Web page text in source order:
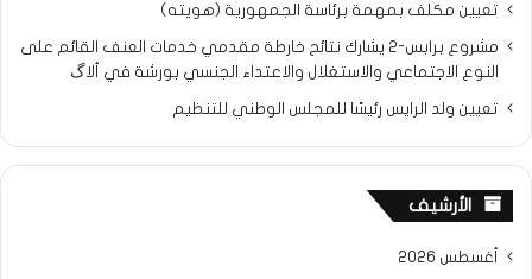
تعيين مكلف بمهمة برئاسة الجمهورية (هويته)
مشروع برابس-2 يشارك نتائح خارطة مقدمي خدمات العنف القائم على
النوع الاجتماعي والاستغلال والاعتداء الجنسي بورشة في ألاگ
تعيين ولد الرايس رئيسًا للمجلس الوطني للتنظيم
الأرشيف
أغسطس 2026